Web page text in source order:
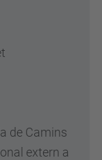
de Camins
extern a